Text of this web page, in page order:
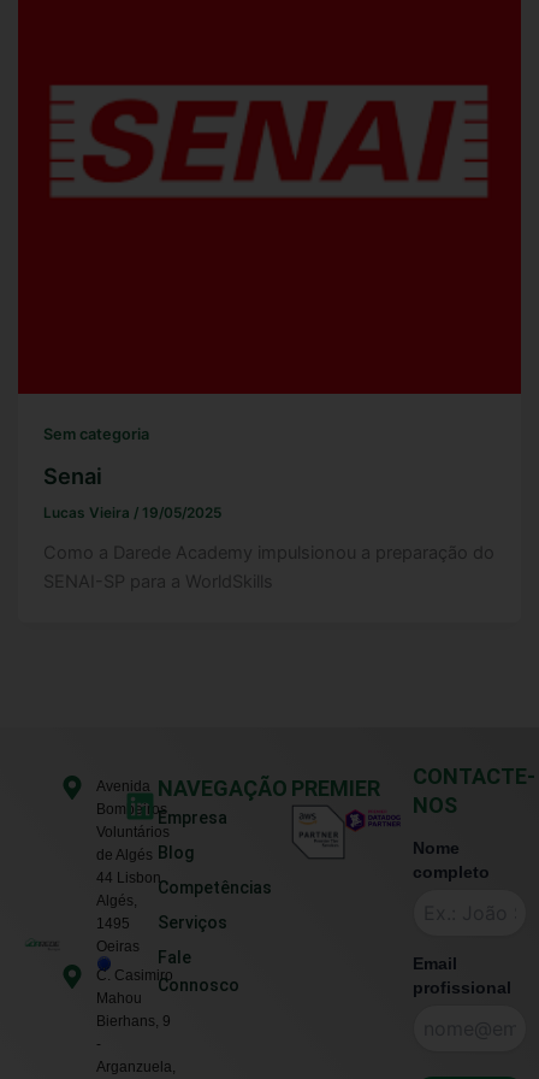
Sem categoria
Senai
Lucas Vieira / 19/05/2025
Como a Darede Academy impulsionou a preparação do
SENAI-SP para a WorldSkills
Avenida
Bombeiros
Voluntários
de Algés
44 Lisbon ,
Algés,
1495
Oeiras
C. Casimiro
Mahou
Bierhans, 9
-
Arganzuela,
L
i
n
k
i
n
NAVEGAÇÃO
Empresa
Blog
Competências
Serviços
Fale
Connosco
PREMIER
CONTACTE-
NOS
Nome
completo
Email
profissional